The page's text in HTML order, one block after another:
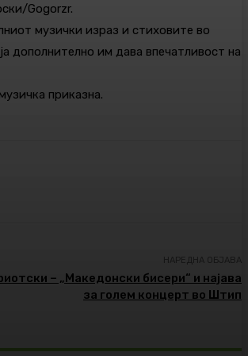
Gogorzr.
музички израз и стиховите во
дополнително им дава впечатливост на
приказна.
НАРЕДНА ОБЈАВА
– „Македонски бисери“ и најава
за голем концерт во Штип